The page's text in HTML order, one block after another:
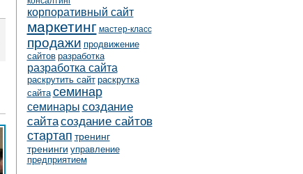
корпоративный сайт
маркетинг мастер-класс
продажи продвижение
сайтов разработка
разработка сайта
раскрутить сайт раскрутка
сайта семинар
семинары создание
сайтасоздание сайтов
стартап тренинг
тренинги управление
предприятием